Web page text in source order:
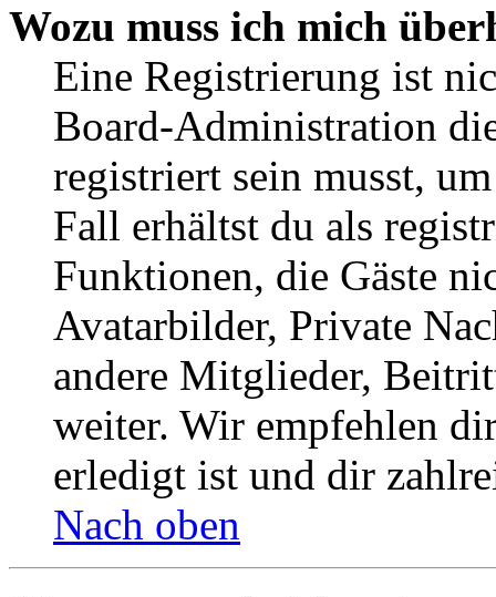
Wozu muss ich mich
Eine Registrierung ist
Board-Administration
registriert sein musst,
Fall erhältst du als
Funktionen, die Gäste
Avatarbilder, Private
andere Mitglieder,
weiter. Wir empfehlen
erledigt ist und dir
Nach oben